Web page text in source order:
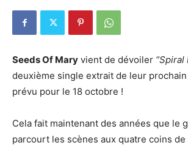
Seeds Of Mary vient de dévoiler “Spiral
deuxième single extrait de leur prochain
prévu pour le 18 octobre !
Cela fait maintenant des années que le
parcourt les scènes aux quatre coins de